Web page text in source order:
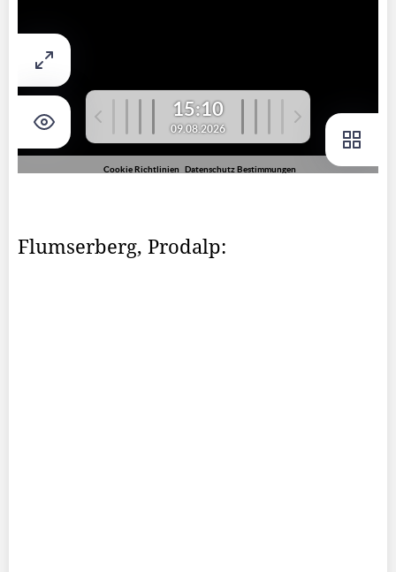
Flumserberg, Prodalp: